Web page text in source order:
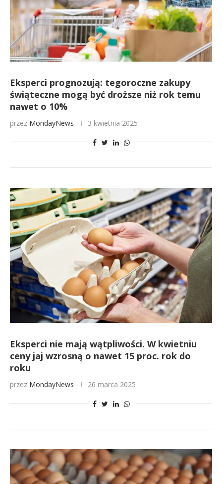
Eksperci prognozują: tegoroczne zakupy
świąteczne mogą być droższe niż rok temu
nawet o 10%
przez MondayNews 3 kwietnia 2025
Eksperci nie mają wątpliwości. W kwietniu
ceny jaj wzrosną o nawet 15 proc. rok do
roku
przez MondayNews 26 marca 2025